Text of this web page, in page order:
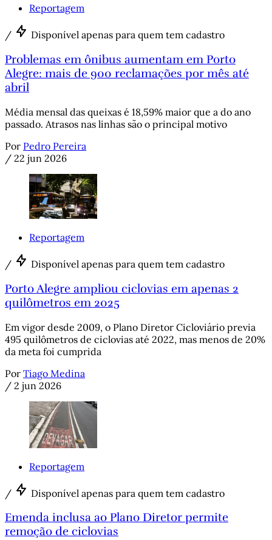
Reportagem
/ Disponível apenas para quem tem cadastro
Problemas em ônibus aumentam em Porto
Alegre: mais de 900 reclamações por mês até
abril
Média mensal das queixas é 18,59% maior que a do ano
passado. Atrasos nas linhas são o principal motivo
Por Pedro Pereira
/ 22 jun 2026
Reportagem
/ Disponível apenas para quem tem cadastro
Porto Alegre ampliou ciclovias em apenas 2
quilômetros em 2025
Em vigor desde 2009, o Plano Diretor Cicloviário previa
495 quilômetros de ciclovias até 2022, mas menos de 20%
da meta foi cumprida
Por Tiago Medina
/ 2 jun 2026
Reportagem
/ Disponível apenas para quem tem cadastro
Emenda inclusa ao Plano Diretor permite
remoção de ciclovias